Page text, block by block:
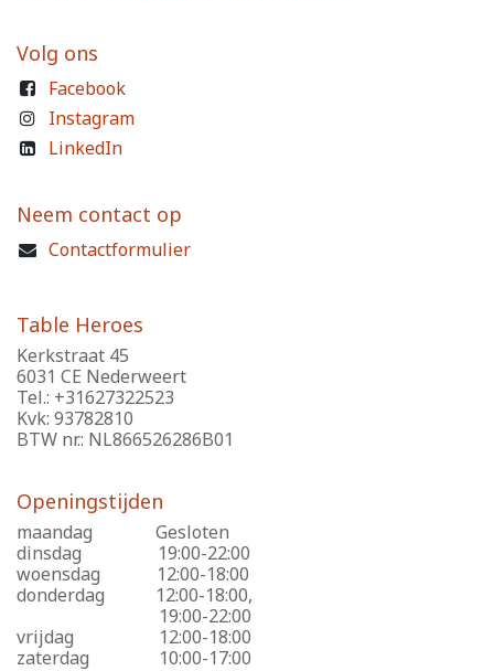
Volg ons
Facebook
Instagram
LinkedIn
Neem contact op
Contactformulier
Table Heroes
Kerkstraat 45
6031 CE Nederweert
Tel.: +31627322523
Kvk: 93782810
BTW nr.: NL866526286B01
Openingstijden
maandag
​Gesloten
dinsdag
​19:00-22:00
woensdag
​12:00-18:00
donderdag
​12:00-18:00,
​19:00-22:00
vrijdag
​12:00-18:00
zaterdag
​10:00-17:00